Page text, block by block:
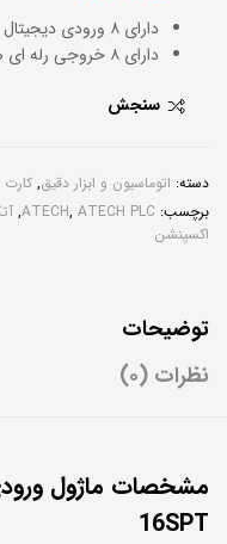
دارای ۸ ورودی دیجیتال
دارای ۸ خروجی رله ای صنعتی ۱۰ آمپر
سنجش
دسته: اتوماسیون و ابزار دقیق,
برچسب:
ATECH, ATECH PLC
,
اکسپنشن
توضیحات
نظرات (۰)
مشخصات ماژول
16SPT